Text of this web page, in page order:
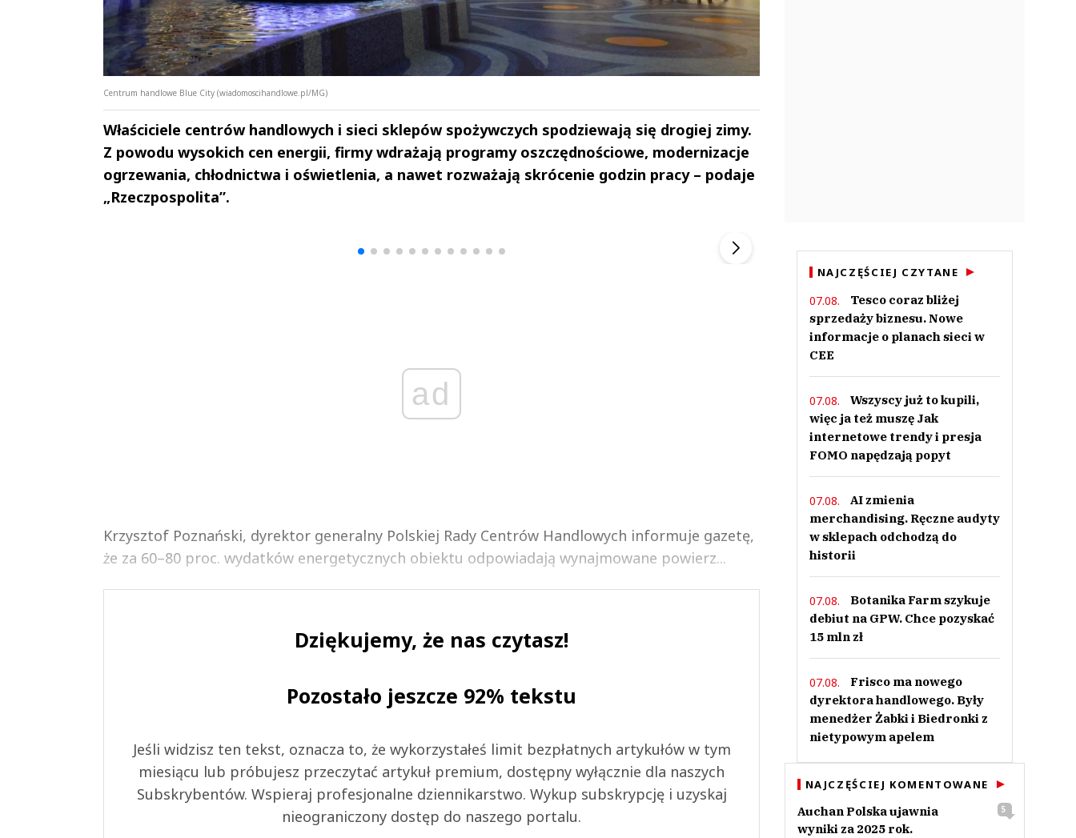
Centrum handlowe Blue City (wiadomoscihandlowe.pl/MG)
Właściciele centrów handlowych i sieci sklepów spożywczych spodziewają się drogiej zimy.
Z powodu wysokich cen energii, firmy wdrażają programy oszczędnościowe, modernizacje
ogrzewania, chłodnictwa i oświetlenia, a nawet rozważają skrócenie godzin pracy – podaje
„Rzeczpospolita”.
ad
Krzysztof Poznański, dyrektor generalny Polskiej Rady Centrów Handlowych informuje gazetę,
że za 60–80 proc. wydatków energetycznych obiektu odpowiadają wynajmowane powierz...
Dziękujemy, że nas czytasz!
Pozostało jeszcze 92% tekstu
Jeśli widzisz ten tekst, oznacza to, że wykorzystałeś limit bezpłatnych artykułów w tym
miesiącu lub próbujesz przeczytać artykuł premium, dostępny wyłącznie dla naszych
Subskrybentów. Wspieraj profesjonalne dziennikarstwo. Wykup subskrypcję i uzyskaj
nieograniczony dostęp do naszego portalu.
Andrzej i Marta
NAJCZĘŚCIEJ CZYTANE
07.08.
Tesco coraz bliżej
sprzedaży biznesu. Nowe
informacje o planach sieci w
CEE
07.08.
Wszyscy już to kupili,
więc ja też muszę Jak
internetowe trendy i presja
FOMO napędzają popyt
07.08.
AI zmienia
merchandising. Ręczne audyty
w sklepach odchodzą do
historii
07.08.
Botanika Farm szykuje
debiut na GPW. Chce pozyskać
15 mln zł
07.08.
Frisco ma nowego
dyrektora handlowego. Były
menedżer Żabki i Biedronki z
nietypowym apelem
NAJCZĘŚCIEJ KOMENTOWANE
Auchan Polska ujawnia
wyniki za 2025 rok.
5